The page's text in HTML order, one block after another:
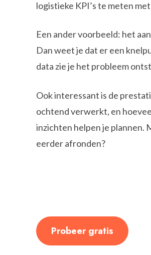
logistieke KPI’s te meten
Een ander voorbeeld: het
Dan weet je dat er een
data zie je het probleem
Ook interessant is de
ochtend verwerkt, en
inzichten helpen je plannen.
eerder afronden?
Probeer gratis